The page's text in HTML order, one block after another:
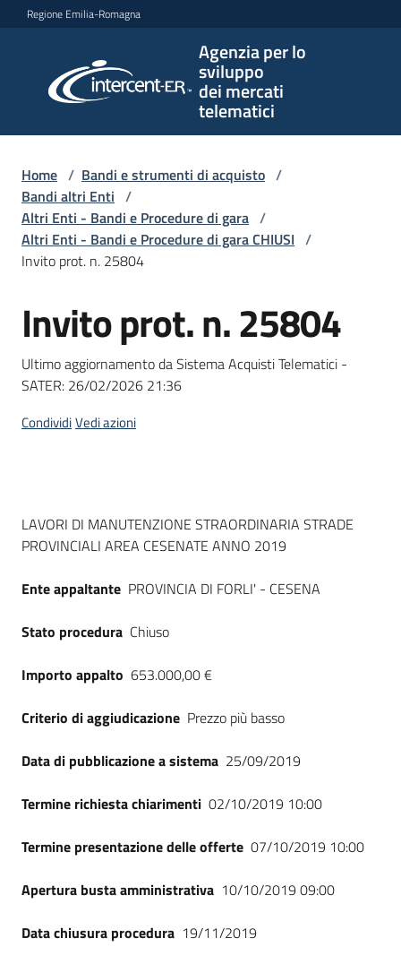
Vai al contenuto
Vai alla navigazione
Vai al footer
Regione Emilia-Romagna
Agenzia per lo
sviluppo
dei mercati
telematici
per lo
sviluppo
telematici
L'Agenzia
Bandi
strumenti
di
acquisto
Piattaforme
telematiche
English
Seguici
su
Home / Bandi e strumenti di acquisto /
Bandi altri Enti /
Altri Enti - Bandi e Procedure di gara /
Altri Enti - Bandi e Procedure di gara CHIUSI /
Invito prot. n. 25804
Salta al contenuto
Invito prot. n. 25804
Ultimo aggiornamento da Sistema Acquisti Telematici -
SATER: 26/02/2026 21:36
CondividiVedi azioni
Dati del bando
LAVORI DI MANUTENZIONE STRAORDINARIA STRADE
PROVINCIALI AREA CESENATE ANNO 2019
Ente appaltante PROVINCIA DI FORLI' - CESENA
Stato procedura Chiuso
Importo appalto 653.000,00 €
Criterio di aggiudicazione Prezzo più basso
Data di pubblicazione a sistema 25/09/2019
Termine richiesta chiarimenti 02/10/2019 10:00
Termine presentazione delle offerte 07/10/2019 10:00
Apertura busta amministrativa 10/10/2019 09:00
Data chiusura procedura 19/11/2019